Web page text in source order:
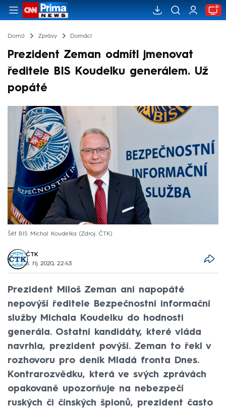
Domů Zprávy Domácí
Prezident Zeman odmítl jmenovat
ředitele BIS Koudelku generálem. Už
popáté
Šéf BIS Michal Koudelka Zdroj: ČTK
ČTK
8. říj 2020, 22:43
Prezident Miloš Zeman ani napopáté
nepovýší ředitele Bezpečnostní informační
služby Michala Koudelku do hodnosti
generála. Ostatní kandidáty, které vláda
navrhla, prezident povýší. Zeman to řekl v
rozhovoru pro deník Mladá fronta Dnes.
Kontrarozvědku, která ve svých zprávách
opakovaně upozorňuje na nebezpečí
ruských či čínských špionů, prezident často